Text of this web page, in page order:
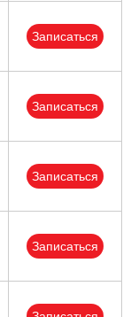
Записаться
Записаться
Записаться
Записаться